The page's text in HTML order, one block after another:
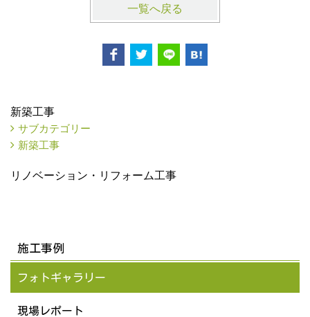
一覧へ戻る
新築工事
サブカテゴリー
新築工事
リノベーション・リフォーム工事
施工事例
フォトギャラリー
現場レポート